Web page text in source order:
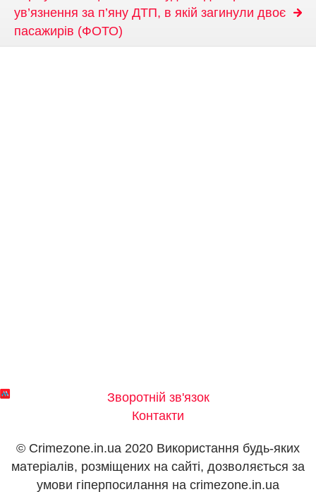
ув’язнення за п’яну ДТП, в якій загинули двоє
пасажирів (ФОТО)
Зворотній зв'язок
Контакти
© Crimezone.in.ua 2020 Використання будь-яких
матеріалів, розміщених на сайті, дозволяється за
умови гіперпосилання на сrimezone.in.ua